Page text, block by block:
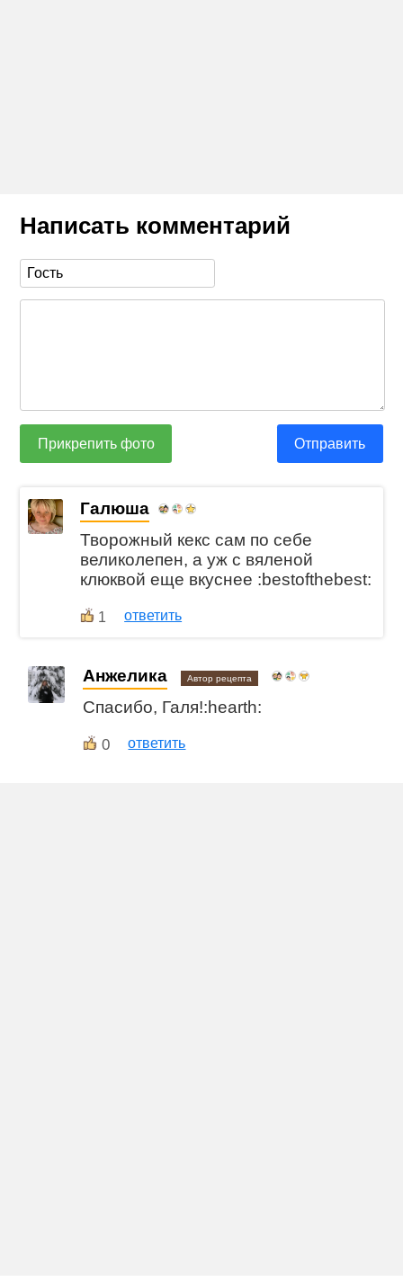
Написать комментарий
Прикрепить фото Отправить
Галюша
Творожный кекс сам по себе
великолепен, а уж с вяленой
клюквой еще вкуснее :bestofthebest:
1 ответить
Анжелика Автор рецепта
Спасибо, Галя!:hearth:
0 ответить